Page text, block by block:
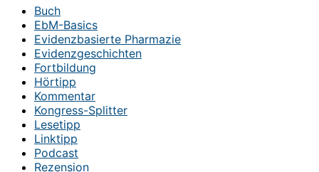
Buch
EbM-Basics
Evidenzbasierte Pharmazie
Evidenzgeschichten
Fortbildung
Hörtipp
Kommentar
Kongress-Splitter
Lesetipp
Linktipp
Podcast
Rezension